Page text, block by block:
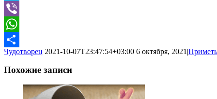
Telegram
Viber
WhatsApp
Отправить
Чудотворец 2021-10-07T23:47:54+03:00 6 октября, 2021 |
Похожие записи